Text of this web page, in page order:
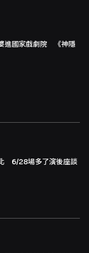
進國家戲劇院 《神隱
6/28場多了演後座談